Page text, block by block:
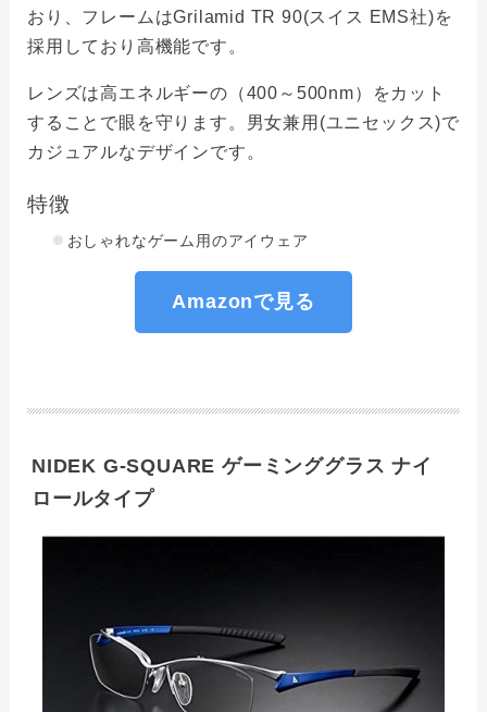
おり、フレームはGrilamid TR 90(スイス EMS社)を
採用しており高機能です。
レンズは高エネルギーの（400～500nm）をカット
することで眼を守ります。男女兼用(ユニセックス)で
カジュアルなデザインです。
特徴
おしゃれなゲーム用のアイウェア
Amazonで見る
NIDEK G-SQUARE ゲーミンググラス ナイ
ロールタイプ